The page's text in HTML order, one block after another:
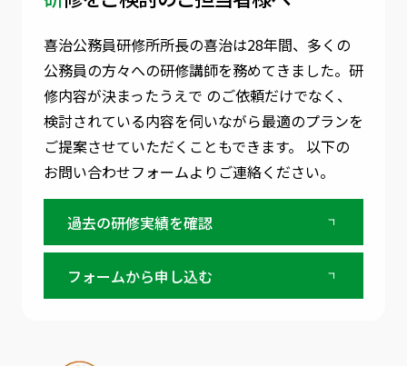
喜治公務員研修所所長の喜治は28年間、多くの
公務員の方々への研修講師を務めてきました。 研
修内容が決まったうえで のご依頼だけでなく、
検討されている内容を伺いながら最適のプランを
ご提案させていただくこともできます。 以下の
お問い合わせフォームよりご連絡ください。
過去の研修実績を確認
フォームから申し込む